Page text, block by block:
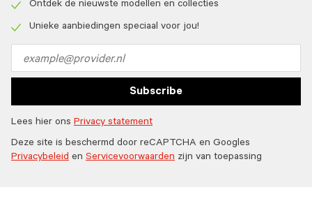
icon
icon
Ontdek de nieuwste modellen en collecties
Unieke aanbiedingen speciaal voor jou!
address
Subscribe
Lees hier ons Privacy statement
Deze site is beschermd door reCAPTCHA en Googles
Privacybeleid en Servicevoorwaarden zijn van toepassing